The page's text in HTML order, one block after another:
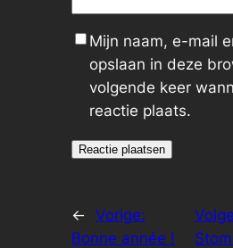
Mijn naam, e-mail
opslaan in deze
volgende keer
reactie plaats.
←
Vorige:
Bonne année !